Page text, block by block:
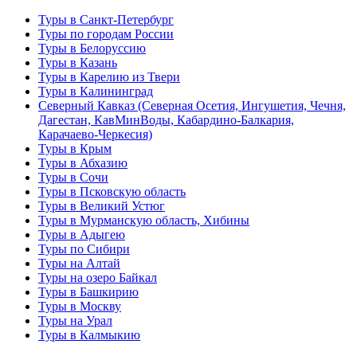
Туры в Санкт-Петербург
Туры по городам России
Туры в Белоруссию
Туры в Казань
Туры в Карелию из Твери
Туры в Калининград
Северный Кавказ (Северная Осетия, Ингушетия, Чечня,
Дагестан, КавМинВоды, Кабардино-Балкария,
Карачаево-Черкесия)
Туры в Крым
Туры в Абхазию
Туры в Сочи
Туры в Псковскую область
Туры в Великий Устюг
Туры в Мурманскую область, Хибины
Туры в Адыгею
Туры по Сибири
Туры на Алтай
Туры на озеро Байкал
Туры в Башкирию
Туры в Москву
Туры на Урал
Туры в Калмыкию